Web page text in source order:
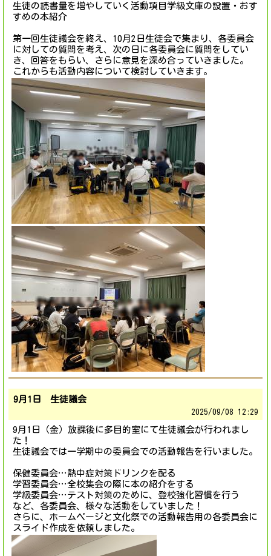
生徒の読書量を増やしていく活動項目学級文庫の設置・おす
すめの本紹介
第一回生徒議会を終え、10月2日生徒会で集まり、各委員会
に対しての質問を考え、次の日に各委員会に質問をしてい
き、回答をもらい、さらに意見を深め合っていきました。
これからも活動内容について検討していきます。
9月1日 生徒議会
2025/09/08 12:29
9月1日（金）放課後に多目的室にて生徒議会が行われまし
た！
生徒議会では一学期中の委員会での活動報告を行いました。
保健委員会…熱中症対策ドリンクを配る
学習委員会…全校集会の際に本の紹介をする
学級委員会…テスト対策のために、登校強化習慣を行う
など、各委員会、様々な活動をしていました！
さらに、ホームページと文化祭での活動報告用の各委員会に
スライド作成を依頼しました。